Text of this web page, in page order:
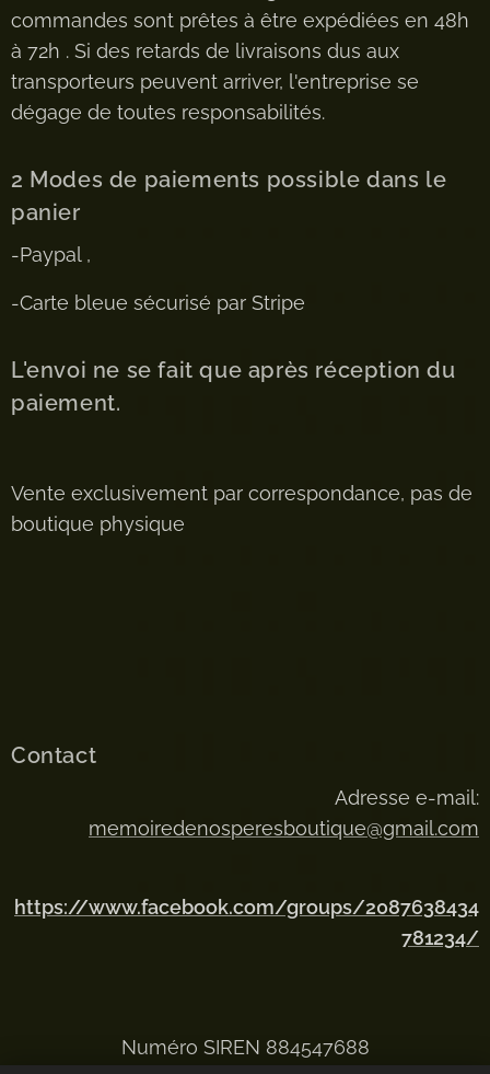
commandes sont prêtes à être expédiées en 48h
à 72h . Si des retards de livraisons dus aux
transporteurs peuvent arriver, l'entreprise se
dégage de toutes responsabilités.
2 Modes de paiements possible dans le
panier
-Paypal ,
-Carte bleue sécurisé par Stripe
L'envoi ne se fait que après réception du
paiement.
Vente exclusivement par correspondance, pas de
boutique physique
Contact
Adresse e-mail:
memoiredenosperesboutique@gmail.com
https://www.facebook.com/groups/2087638434
781234/
Numéro SIREN 884547688